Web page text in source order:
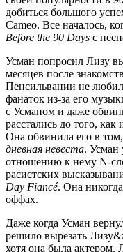
добиться большого
Cameo. Все началось,
Before the 90 Days с
Усман попросил Лизу
месяцев после
Пенсильвании не
фанаток из-за его
с Усманом и даже
расстались до того, как
Она обвинила его в
дневная невеста. Усман
отношению к нему N-
расистских
Day Fiancé. Она
оффах.
Даже когда Усман
решило вырезать
хотя она была актером.